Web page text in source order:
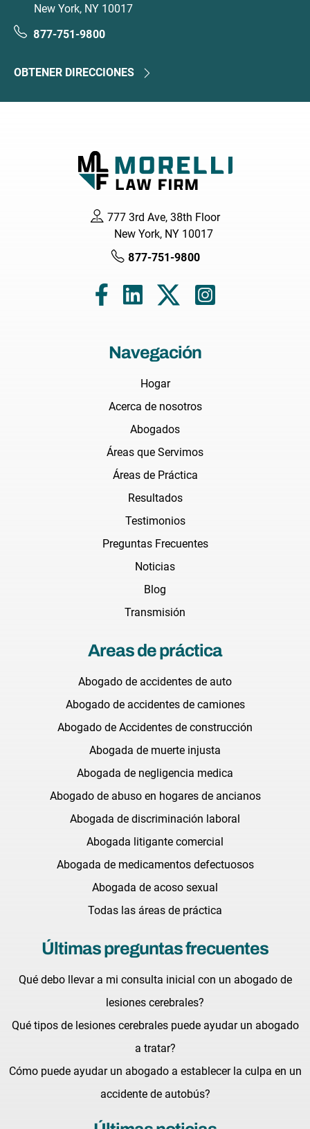
New York, NY 10017
877-751-9800
OBTENER DIRECCIONES
777 3rd Ave, 38th Floor
New York, NY 10017
877-751-9800
Navegación
Hogar
Acerca de nosotros
Abogados
Áreas que Servimos
Áreas de Práctica
Resultados
Testimonios
Preguntas Frecuentes
Noticias
Blog
Transmisión
Areas de práctica
Abogado de accidentes de auto
Abogado de accidentes de camiones
Abogado de Accidentes de construcción
Abogada de muerte injusta
Abogada de negligencia medica
Abogado de abuso en hogares de ancianos
Abogada de discriminación laboral
Abogada litigante comercial
Abogada de medicamentos defectuosos
Abogada de acoso sexual
Todas las áreas de práctica
Últimas preguntas frecuentes
Qué debo llevar a mi consulta inicial con un abogado de
lesiones cerebrales?
Qué tipos de lesiones cerebrales puede ayudar un abogado
a tratar?
Cómo puede ayudar un abogado a establecer la culpa en un
accidente de autobús?